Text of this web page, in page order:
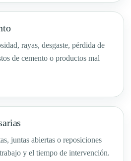
rayas, desgaste, pérdida de
de cemento o productos mal
juntas abiertas o reposiciones
y el tiempo de intervención.